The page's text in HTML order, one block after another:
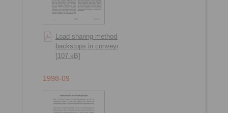
Load sharing methods of
backstops in conveyors
[107 kB]
1998-09